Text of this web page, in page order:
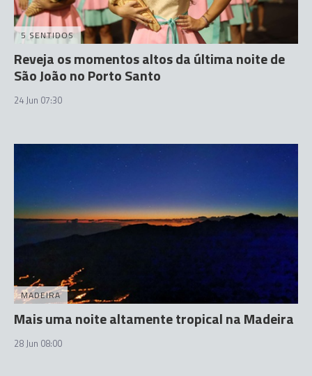
5 SENTIDOS
Reveja os momentos altos da última noite de
São João no Porto Santo
24 Jun 07:30
MADEIRA
Mais uma noite altamente tropical na Madeira
28 Jun 08:00